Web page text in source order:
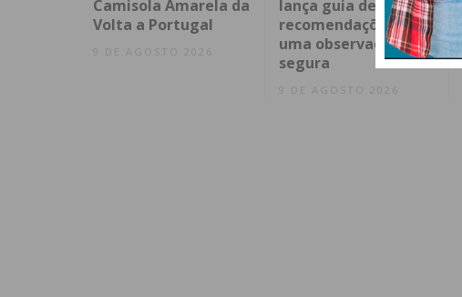
Camisola Amarela da
Volta a Portugal
9 DE AGOSTO 2026
lança guia de
recomendações para
uma observação
segura
9 DE AGOSTO 2026